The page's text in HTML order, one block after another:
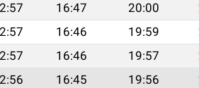
16:47 20:00
16:46 19:59
16:46 19:57
16:45 19:56